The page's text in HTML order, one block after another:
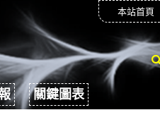
本站首頁
關鍵圖表